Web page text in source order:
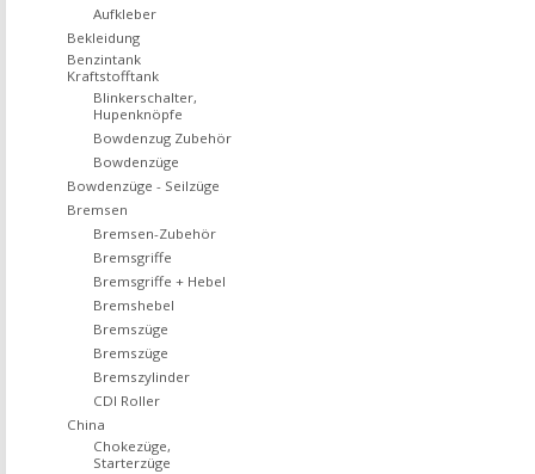
Aufkleber
Bekleidung
Benzintank
Kraftstofftank
Blinkerschalter,
Hupenknöpfe
Bowdenzug Zubehör
Bowdenzüge
Bowdenzüge - Seilzüge
Bremsen
Bremsen-Zubehör
Bremsgriffe
Bremsgriffe + Hebel
Bremshebel
Bremszüge
Bremszüge
Bremszylinder
CDI Roller
China
Chokezüge,
Starterzüge